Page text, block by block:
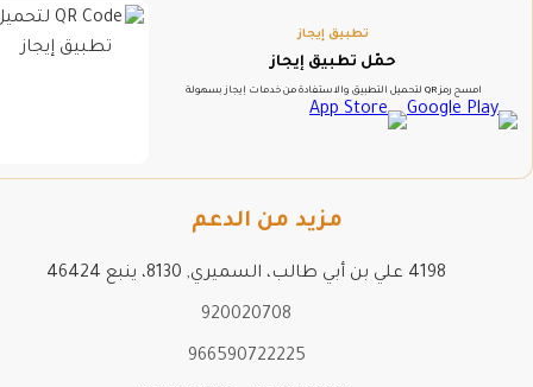
تطبيق إيجاز
حمّل تطبيق إيجاز
امسح رمز QR لتحميل التطبيق والاستفادة من خدمات إيجاز بسهولة
مزيد من الدعم
920020708
966590722225